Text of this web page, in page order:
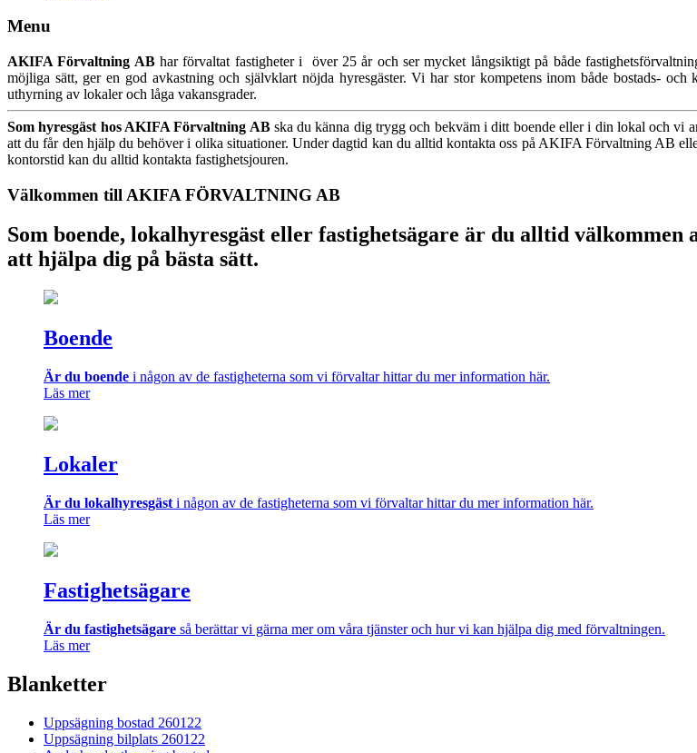
Menu
AKIFA Förvaltning ABhar förvaltat fastigheter i över 25 år och ser mycket långsiktigt på både
möjliga sätt, ger en god avkastning och självklart nöjda hyresgäster. Vi har stor kompetens inom både bostads-
uthyrning av lokaler och låga vakansgrader.
Som hyresgäst hos AKIFA Förvaltning AB ska du känna dig trygg och bekväm i ditt boende eller i din lokal och vi
att du får den hjälp du behöver i olika situationer. Under dagtid kan du alltid kontakta oss på AKIFA Förvaltning AB
kontorstid kan du alltid kontakta fastighetsjouren.
Välkommen till AKIFA FÖRVALTNING AB
Som boende, lokalhyresgäst eller fastighetsägare är du alltid
att hjälpa dig på bästa sätt.
Boende
Är du boende i någon av de fastigheterna som vi förvaltar hittar du mer information här.
Läs mer
Lokaler
Är du lokalhyresgäst i någon av de fastigheterna som vi förvaltar hittar du mer information här.
Läs mer
Fastighetsägare
Är du fastighetsägare så berättar vi gärna mer om våra tjänster och hur vi kan hjälpa dig med förvaltningen.
Läs mer
Blanketter
Uppsägning bostad 260122
Uppsägning bilplats 260122